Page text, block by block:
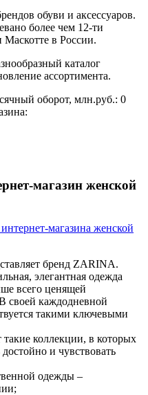
обуви и аксессуаров.
более чем 12-ти
Маскотте в России.
каталог
ассортимента.
оборот, млн.руб.: 0
магазин женской
бренд ZARINA.
элегантная одежда
всего ценящей
своей каждодневной
такими ключевыми
коллекции, в которых
и чувствовать
одежды –